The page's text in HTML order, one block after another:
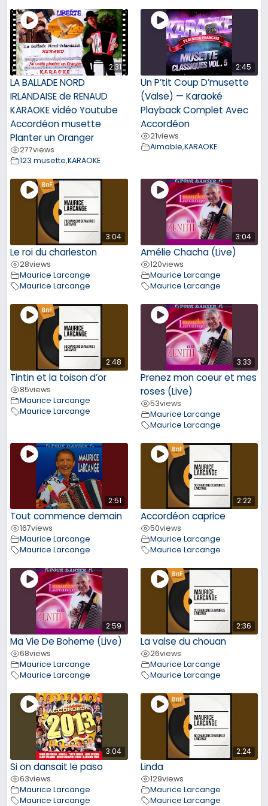
2:31
LA BALLADE NORD
IRLANDAISE de RENAUD
KARAOKE vidéo Youtube
Accordéon musette
Planter un Oranger
277views
123 musette,KARAOKE
2:45
Un P’tit Coup D’musette
(Valse) — Karaoké
Playback Complet Avec
Accordéon
21views
Aimable,KARAOKE
3:04
Le roi du charleston
28views
Maurice Larcange
Maurice Larcange
3:04
Amélie Chacha (Live)
120views
Maurice Larcange
Maurice Larcange
2:48
Tintin et la toison d’or
85views
Maurice Larcange
Maurice Larcange
3:33
Prenez mon coeur et mes
roses (Live)
53views
Maurice Larcange
Maurice Larcange
2:51
Tout commence demain
167views
Maurice Larcange
Maurice Larcange
2:22
Accordéon caprice
50views
Maurice Larcange
Maurice Larcange
2:59
Ma Vie De Boheme (Live)
68views
Maurice Larcange
Maurice Larcange
2:36
La valse du chouan
26views
Maurice Larcange
Maurice Larcange
3:04
Si on dansait le paso
63views
Maurice Larcange
Maurice Larcange
2:24
Linda
129views
Maurice Larcange
Maurice Larcange